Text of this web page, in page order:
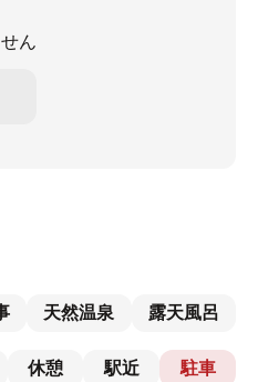
ん
天然温泉 露天風呂
休憩 駅近 駐車